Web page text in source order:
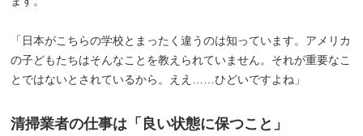
「日本がこちらの学校とまったく違うのは知っています。アメリカ
の子どもたちはそんなことを教えられていません。それが重要なこ
とではないとされているから。ええ……ひどいですよね」
清掃業者の仕事は「良い状態に保つこと」